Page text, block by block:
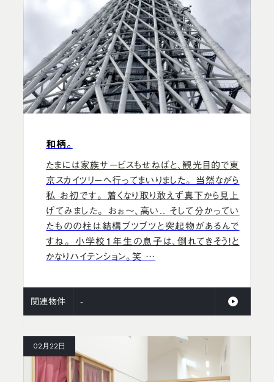
和柄。
たまには家族サービスもせねばと、観光目的で東
京スカイツリーへ行ってまいりました。 当然ながら
私 お初です。 着くなり取り敢えず真下から見上
げてみました。 おぉ～、高い.. そして分かってい
たものの柱は結構ブツブツと突起物があるんで
すね。 小学校1年生の息子は、倒れてきそう！と
かなりハイテンション。笑 …
関連物件 -
02月22日